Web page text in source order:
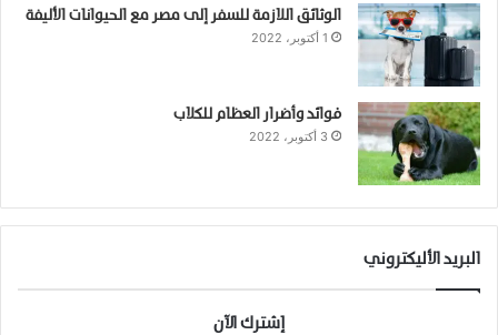
الوثائق اللازمة للسفر إلى مصر مع الحيوانات الأليفة
1 أكتوبر، 2022
فوائد وأضرار العظام للكلاب
3 أكتوبر، 2022
البريد الأليكتروني
إشترك الآن